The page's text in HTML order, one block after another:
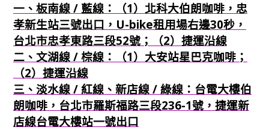
一、板南線 / 藍線：（1）北科大伯朗咖啡，忠
孝新生站三號出口，U-bike租用場右邊30秒，
台北市忠孝東路三段52號；（2）捷運沿線
二、文湖線 / 棕線：（1）大安站星巴克咖啡；
（2）捷運沿線
三、淡水線 / 紅線、新店線 / 綠線：台電大樓伯
朗咖啡，台北市羅斯福路三段236-1號，捷運新
店線台電大樓站一號出口